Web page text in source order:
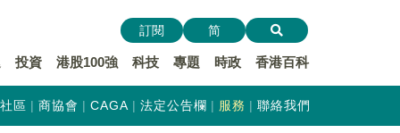
投資 港股100強 科技 專題 時政 香港百科
訂閱 简
社區 商協會 CAGA 法定公告欄 服務 聯絡我們